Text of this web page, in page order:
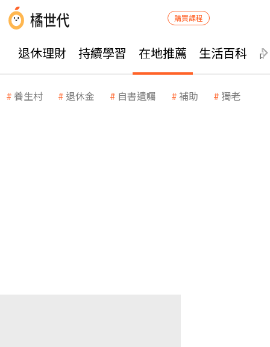
購買課程
退休理財 持續學習 在地推薦 生活百科
養生村 退休金 自書遺囑 補助 獨老